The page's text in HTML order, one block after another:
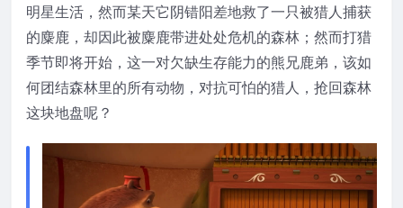
明星生活，然而某天它阴错阳差地救了一只被猎人捕获
的麋鹿，却因此被麋鹿带进处处危机的森林；然而打猎
季节即将开始，这一对欠缺生存能力的熊兄鹿弟，该如
何团结森林里的所有动物，对抗可怕的猎人，抢回森林
这块地盘呢？